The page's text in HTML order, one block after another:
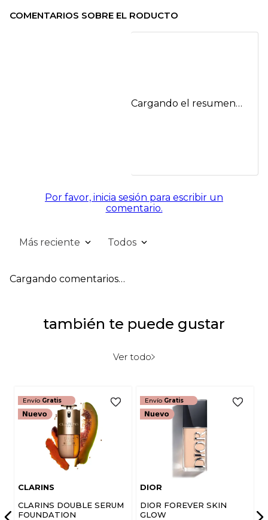
COMENTARIOS SOBRE EL RODUCTO
Cargando el resumen…
Por favor, inicia sesión para escribir un
comentario.
Más reciente Todos
Cargando comentarios…
también te puede gustar
Ver todo
Envío Gratis
CLARINS
CLARINS DOUBLE SERUM
FOUNDATION
Envío Gratis
DIOR
DIOR FOREVER SKIN
GLOW